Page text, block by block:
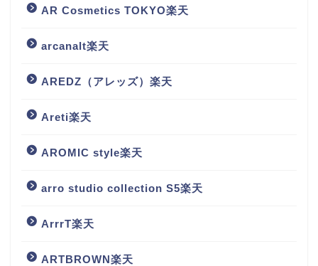
AR Cosmetics TOKYO楽天
arcanalt楽天
AREDZ（アレッズ）楽天
Areti楽天
AROMIC style楽天
arro studio collection S5楽天
ArrrT楽天
ARTBROWN楽天